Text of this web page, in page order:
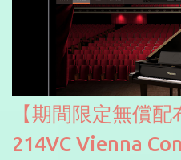
【期間限定無償
214VC Vienna